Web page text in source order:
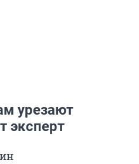
урезают
эксперт